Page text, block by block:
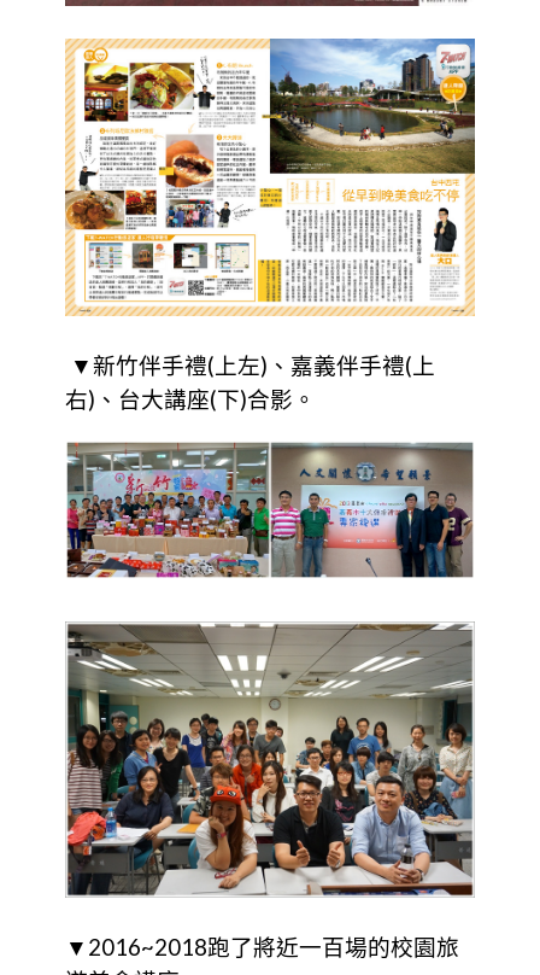
▼新竹伴手禮(上左)、嘉義伴手禮(上
右)、台大講座(下)合影。
▼2016~2018跑了將近一百場的校園旅